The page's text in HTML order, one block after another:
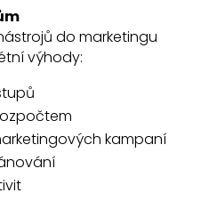
do marketingu
výhody:
kampaní